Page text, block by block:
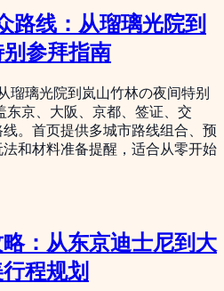
路线：从瑠璃光院到
参拜指南
瑠璃光院到岚山竹林の夜间特别
东京、大阪、京都、签证、交
。首页提供多城市路线组合、预
和材料准备提醒，适合从零开始
：从东京迪士尼到大
程规划